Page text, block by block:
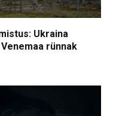
Ukraina
rünnak